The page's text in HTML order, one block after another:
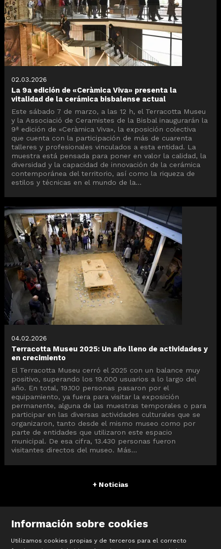
02.03.2026
La 9a edición de «Ceràmica Viva» presenta la
vitalidad de la cerámica bisbalense actual
Este sábado 7 de marzo, a las 12 h, el Terracotta Museu
y la Associació de Ceramistes de la Bisbal inaugurarán la
9ª edición de «Ceràmica Viva», la exposición colectiva
que cuenta con la participación de más de cuarenta
talleres y profesionales vinculados a esta entidad. La
muestra está pensada para poner en valor la calidad, la
diversidad y la capacidad de innovación de la cerámica
contemporánea del territorio, así como la riqueza de
estilos y técnicas en el mundo de la...
04.02.2026
Terracotta Museu 2025: Un año lleno de actividades y
en crecimiento
El Terracotta Museu cerró el 2025 con un balance muy
positivo, superando los 19.000 usuarios a lo largo del
año. En total, 19.100 personas pasaron por el
equipamiento, ya fuera para visitar la exposición
permanente, alguna de las muestras temporales o para
participar en las diversas actividades culturales que se
organizaron, tanto desde el mismo museo como por
parte de entidades que utilizaron este espacio
municipal. De esa cifra, 13.430 personas fueron
visitantes directos del museo. Más...
+ Noticias
Información sobre cookies
Utilizamos cookies propias y de terceros para el correcto